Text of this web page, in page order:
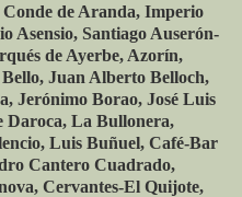
de Aranda, Imperio
Asensio, Santiago Auserón-
de Ayerbe, Azorín,
Juan Alberto Belloch,
Jerónimo Borao, José Luis
Daroca, La Bullonera,
Luis Buñuel, Café-Bar
Cantero Cuadrado,
Cervantes-El Quijote,